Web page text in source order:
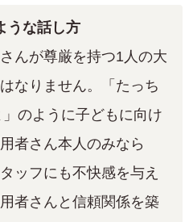
うな話し方
んが尊厳を持つ1人の大
なりません。「たっち
のように子どもに向け
者さん本人のみなら
ッフにも不快感を与え
者さんと信頼関係を築